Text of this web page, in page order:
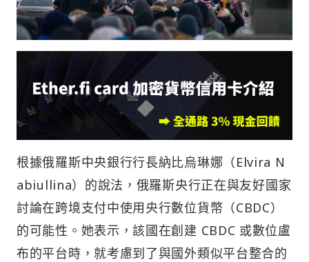
根據俄羅斯中央銀行行長納比烏琳娜（Elvira N
abiullina）的說法，俄羅斯央行正在與友好國家
討論在跨境支付中使用央行數位貨幣（CBDC）
的可能性。她表示，該國在創建 CBDC 或數位盧
布的平台時，就考慮到了與國外類似平台整合的